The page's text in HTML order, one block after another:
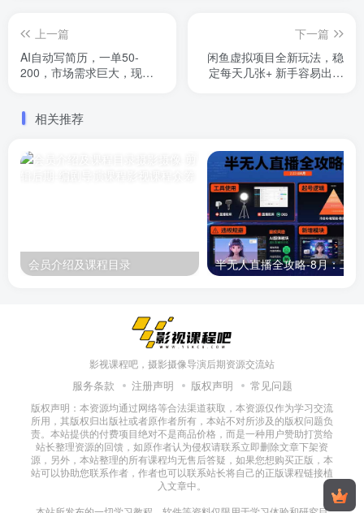
上一篇
AI自动写简历，一单50-
200，市场需求巨大，现在
下一篇
闲鱼虚拟项目全新玩法，稳
定每天几张+ 新手容易出单
相关推荐
会员介绍及课程目录
影视课程吧，摄影摄像导演后期资源交流站
服务条款 注册声明 版权声明 常见问题
版权声明：本资源均通过网络等合法渠道获取，本资源仅作为学习交流
所用，其版权归出版社或者原作者所有，本站不对所涉及的版权问题负
责。本站提供的付费项目绝对不是商品价格，而是一种用户赞助打赏给
站长整理资源的回馈，如原作者认为侵权请联系立即删除文章下架资
源，另外，本站整理的所有课程均无售后答疑，如果您想购买正版，本
站可以协助您联系作者，作者也可以联系站长将自己的正版课程链接植
入文章中。